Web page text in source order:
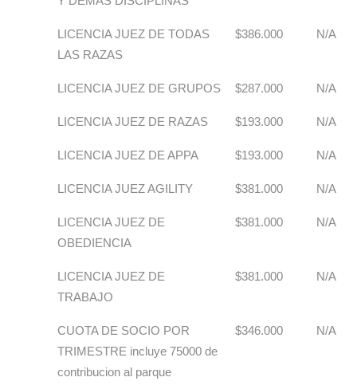
LICENCIA JUEZ DE TODAS
LAS RAZAS
$386.000 N/A
LICENCIA JUEZ DE GRUPOS $287.000 N/A
LICENCIA JUEZ DE RAZAS $193.000 N/A
LICENCIA JUEZ DE APPA $193.000 N/A
LICENCIA JUEZ AGILITY $381.000 N/A
LICENCIA JUEZ DE
OBEDIENCIA
$381.000 N/A
LICENCIA JUEZ DE
TRABAJO
$381.000 N/A
CUOTA DE SOCIO POR
TRIMESTRE incluye 75000 de
contribucion al parque
$346.000 N/A